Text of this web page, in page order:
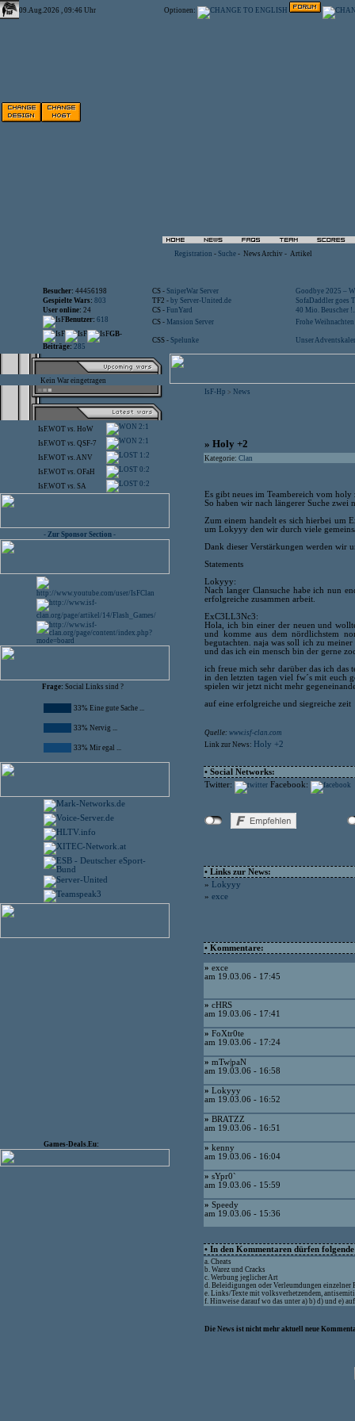
09.Aug.2026 , 09:46 Uhr Optionen:
Registration - Suche - News Archiv - Artikel
Besucher: 44456198 CS - SniperWar Server
Goodbye 2025 –
Gespielte Wars: 803 TF2 - by Server-United.de
SofaDaddler goes
User online: 24 CS - FunYard
40 Mio. Beuscher
Benutzer: 618 CS - Mansion Server
Frohe
GB-
Beiträge: 285
CSS - Spelunke Unser
Kein War eingetragen
IsF.WOT vs. HoW 2:1
IsF.WOT vs. QSF-7 2:1
IsF.WOT vs.ANV 1:2
IsF.WOT vs. OFaH 0:2
IsF.WOT vs. SA 0:2
- Zur Sponsor Section -
Frage: Social Links sind ?
33% Eine gute Sache ...
33% Nervig ...
33% Mir egal ...
Games-Deals.Eu:
IsF-Hp > News
» Holy +2
Kategorie: Clan
Es gibt neues im Teambereich vom holy
So haben wir nach längerer Suche zwei
Zum einem handelt es sich hierbei um
um Lokyyy den wir durch viele
Dank dieser Verstärkungen werden wir
Statements
Lokyyy:
Nach langer Clansuche habe ich nun
erfolgreiche zusammen arbeit.
ExC3LL3Nc3:
Hola, ich bin einer der neuen und
und komme aus dem nördlichstem
begutachten. naja was soll ich zu
und das ich ein mensch bin der gerne
ich freue mich sehr darüber das ich das
in den letzten tagen viel fw´s mit euch
spielen wir jetzt nicht mehr
auf eine erfolgreiche und siegreiche zeit
Quelle: www.isf-clan.com
Link zur News: Holy +2
• Social Networks:
Twitter:
Facebook:
• Links zur News:
» Lokyyy
» exce
• Kommentare:
» exce
am 19.03.06 - 17:45
» cHRS
am 19.03.06 - 17:41
» FoXtr0te
am 19.03.06 - 17:24
» mTw|paN
am 19.03.06 - 16:58
» Lokyyy
am 19.03.06 - 16:52
» BRATZZ
am 19.03.06 - 16:51
» kenny
am 19.03.06 - 16:04
» sYpr0`
am 19.03.06 - 15:59
» Speedy
am 19.03.06 - 15:36
• In den Kommentaren dürfen
a. Cheats
b. Warez und Cracks
c. Werbung jeglicher Art
d. Beleidigungen oder Verleumdungen einzelner
e. Links/Texte mit volksverhetzendem,
f. Hinweise darauf wo das unter a) b) d) und e)
Die News ist nicht mehr aktuell neue